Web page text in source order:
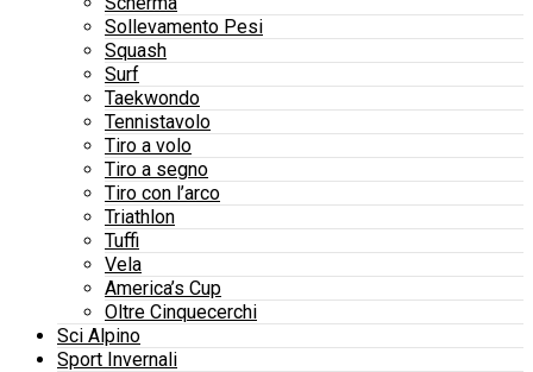
Sollevamento Pesi
Squash
Surf
Taekwondo
Tennistavolo
Tiro a volo
Tiro a segno
Tiro con l’arco
Triathlon
Tuffi
Vela
America’s Cup
Oltre Cinquecerchi
Sci Alpino
Sport Invernali